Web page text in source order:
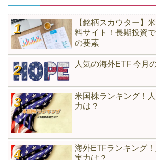
【銘柄スカウター】
料サイト！長期投資
の要素
人気の海外ETF 今月
米国株ランキング！
力は？
海外ETFランキング
実力は？